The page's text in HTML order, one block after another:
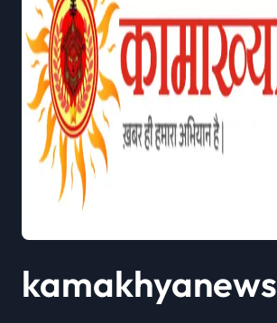
kamakhyanews